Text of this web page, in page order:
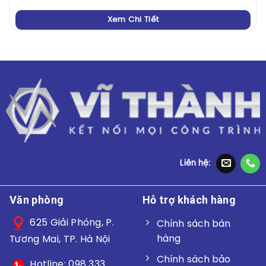
Xem Chi Tiết
Liên hệ:
Văn phòng
625 Giải Phóng, P.
Tương Mai, TP. Hà Nội
Hỗ trợ khách hàng
Chính sách bán
hàng
Chính sách bảo